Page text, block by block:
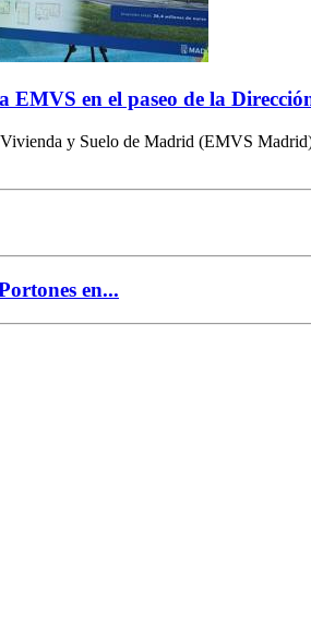
EMVS en el paseo de la
y Suelo de Madrid (EMVS
en...